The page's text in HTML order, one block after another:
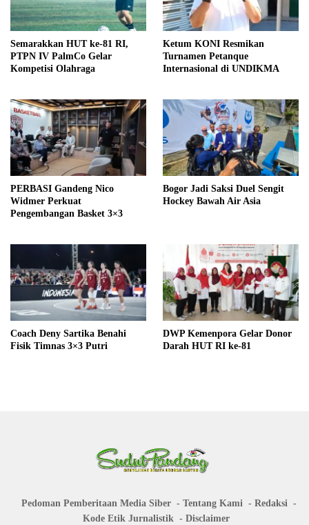
Semarakkan HUT ke-81 RI,
PTPN IV PalmCo Gelar
Kompetisi Olahraga
Ketum KONI Resmikan
Turnamen Petanque
Internasional di UNDIKMA
PERBASI Gandeng Nico
Widmer Perkuat
Pengembangan Basket 3×3
Bogor Jadi Saksi Duel Sengit
Hockey Bawah Air Asia
Coach Deny Sartika Benahi
Fisik Timnas 3×3 Putri
DWP Kemenpora Gelar Donor
Darah HUT RI ke-81
Pedoman Pemberitaan Media Siber Tentang Kami
Redaksi
Kode Etik Jurnalistik
Disclaimer